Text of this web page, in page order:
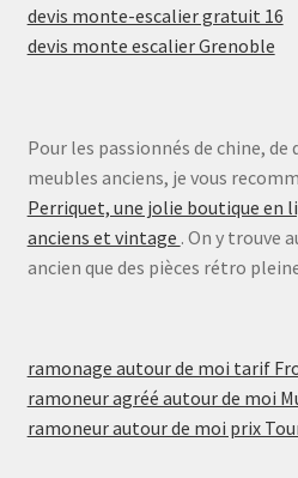
devis monte-escalier gratuit 16
devis monte escalier Grenoble
Pour les passionnés de chine,
meubles anciens, je vous
Perriquet, une jolie boutique en
anciens et vintage . On y trouve
ancien que des pièces rétro
ramonage autour de moi tarif
ramoneur agréé autour de moi
ramoneur autour de moi prix